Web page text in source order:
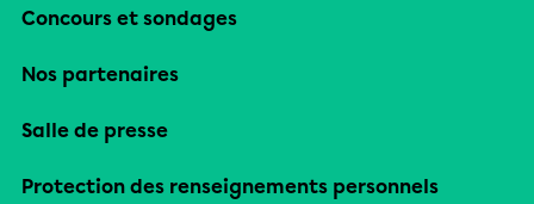
Concours et sondages
Nos partenaires
Salle de presse
Protection des renseignements personnels